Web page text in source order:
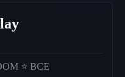
⭐ ВСЕ